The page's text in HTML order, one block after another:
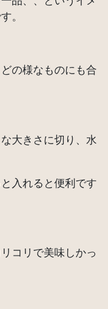
。
の様なものにも合
大きさに切り、水
入れると便利です
コリで美味しかっ